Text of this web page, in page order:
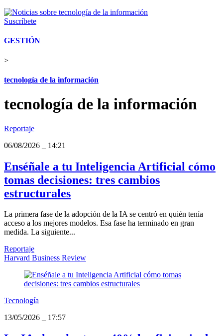
Suscríbete
GESTIÓN
>
tecnología de la información
tecnología de la información
Reportaje
06/08/2026
14:21
Enséñale a tu Inteligencia Artificial cómo
tomas decisiones: tres cambios
estructurales
La primera fase de la adopción de la IA se centró en quién tenía
acceso a los mejores modelos. Esa fase ha terminado en gran
medida. La siguiente...
Reportaje
Harvard Business Review
Tecnología
13/05/2026
17:57